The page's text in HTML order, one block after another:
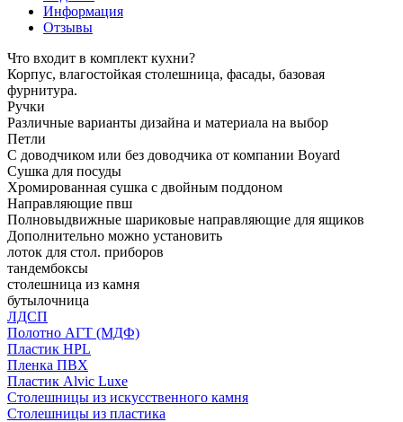
Информация
Отзывы
Что входит в комплект кухни?
Корпус, влагостойкая столешница, фасады, базовая
фурнитура.
Ручки
Различные варианты дизайна и материала на выбор
Петли
С доводчиком или без доводчика от компании Boyard
Сушка для посуды
Хромированная сушка с двойным поддоном
Направляющие пвш
Полновыдвижные шариковые направляющие для ящиков
Дополнительно можно установить
лоток для стол. приборов
тандембоксы
столешница из камня
бутылочница
ЛДСП
Полотно АГТ (МДФ)
Пластик HPL
Пленка ПВХ
Пластик Alvic Luxe
Столешницы из искусственного камня
Столешницы из пластика